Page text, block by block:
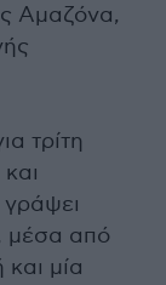
Αμαζόνα,
τρίτη
μέσα από
μία